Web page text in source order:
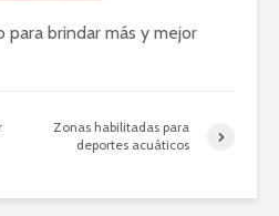
para brindar más y mejor
Zonas habilitadas para
deportes acuáticos